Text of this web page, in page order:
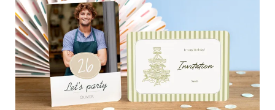
compte en offrant des adieux aussi inoubliables que votre
collègue.